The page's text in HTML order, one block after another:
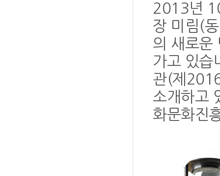
2013년
장 미림(
의 새로운
가고 있습
관(제
소개하고
화문화진